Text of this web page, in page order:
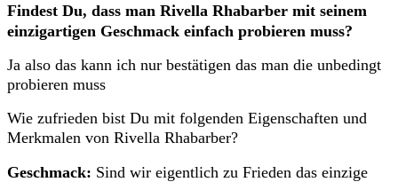
Findest Du, dass man Rivella Rhabarber mit seinem
einzigartigen Geschmack einfach probieren muss?
Ja also das kann ich nur bestätigen das man die unbedingt
probieren muss
Wie zufrieden bist Du mit folgenden Eigenschaften und
Merkmalen von Rivella Rhabarber?
Geschmack: Sind wir eigentlich zu Frieden das einzige